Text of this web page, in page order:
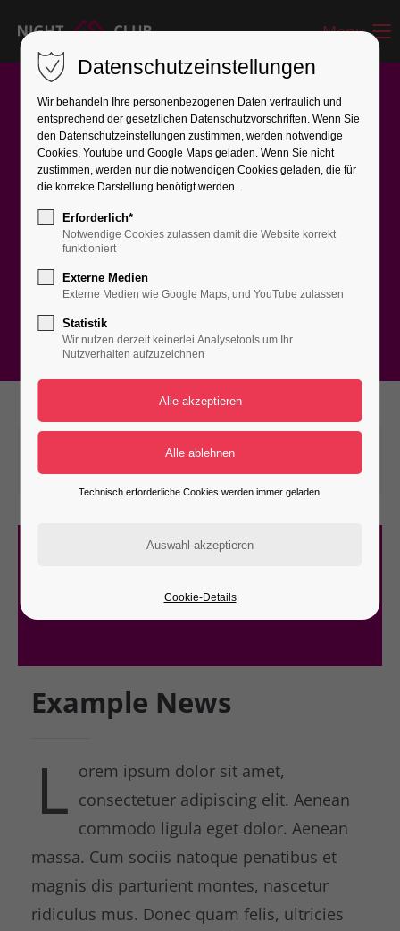
Menu
NEWS & UPDATES
NEWS FROM
OUR BLOG
von admin
(Kommentare: 0)
Example News
L orem ipsum dolor sit amet,
consectetuer adipiscing elit. Aenean
commodo ligula eget dolor. Aenean
massa. Cum sociis natoque penatibus et
magnis dis parturient montes, nascetur
ridiculus mus. Donec quam felis, ultricies
Datenschutzeinstellungen
Wir behandeln Ihre personenbezogenen Daten vertraulich und
entsprechend der gesetzlichen Datenschutz­vorschriften. Wenn Sie
den Datenschutzeinstellungen zustimmen, werden notwendige
Cookies, Youtube und Google Maps geladen. Wenn Sie nicht
zustimmen, werden nur die notwendigen Cookies geladen, die für
die korrekte Darstellung benötigt werden.
Erforderlich*
Notwendige Cookies zulassen damit die Website korrekt
funktioniert
Externe Medien
Externe Medien wie Google Maps, und YouTube zulassen
Statistik
Wir nutzen derzeit keinerlei Analysetools um Ihr
Nutzverhalten aufzuzeichnen
Technisch erforderliche Cookies werden immer geladen.
Cookie-Details